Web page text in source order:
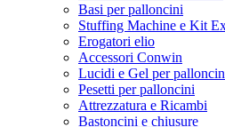
Basi per palloncini
Stuffing Machine e Kit
Erogatori elio
Accessori Conwin
Lucidi e Gel per
Pesetti per palloncini
Attrezzatura e Ricambi
Bastoncini e chiusure